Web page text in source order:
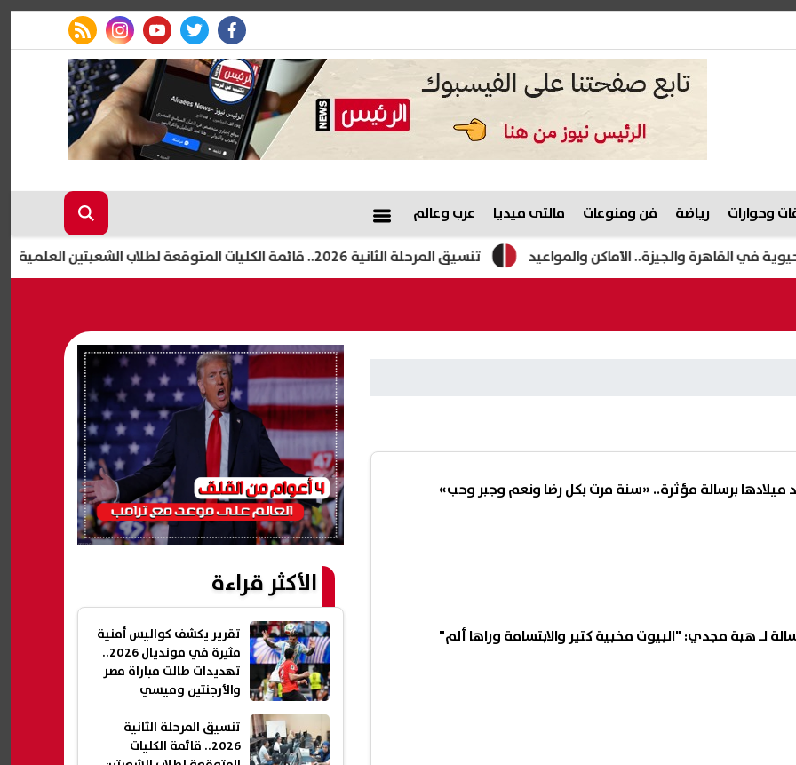
facebook
twitter
youtube
instagram
rss feed
وحوارات رياضة فن ومنوعات مالتى ميديا عرب وعالم
تنسيق المرحلة الثانية 2026.. قائمة الكليات المتوقعة لطلاب الشعبتين العلمية والأدبية والجيزة.. الأماكن والمواعيد
برسالة مؤثرة.. «سنة مرت بكل رضا ونعم وجبر وحب»
لـ هبة مجدي: "البيوت مخبية كتير والابتسامة وراها ألم"
الأكثر قراءة
تقرير يكشف كواليس أمنية
مثيرة في مونديال 2026..
تهديدات طالت مباراة مصر
والأرجنتين وميسي
تنسيق المرحلة الثانية
2026.. قائمة الكليات